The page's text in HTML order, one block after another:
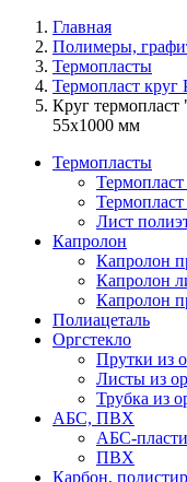
Главная
Полимеры,
Термопласты
Термопласт круг
Круг
55х1000 мм
Термопласты
Лист
Капролон
Капролон
Капролон
Капролон
Полиацеталь
Оргстекло
Прутки из
Листы из
Трубка из
АБС, ПВХ
АБС-
ПВХ
Карбон,